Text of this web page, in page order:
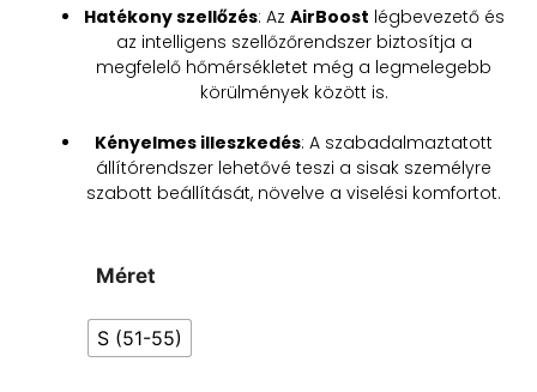
Hatékony szellőzés: Az AirBoost légbevezető és
az intelligens szellőzőrendszer biztosítja a
megfelelő hőmérsékletet még a legmelegebb
körülmények között is.
Kényelmes illeszkedés: A szabadalmaztatott
állítórendszer lehetővé teszi a sisak személyre
szabott beállítását, növelve a viselési komfortot.
Méret
S (51-55)